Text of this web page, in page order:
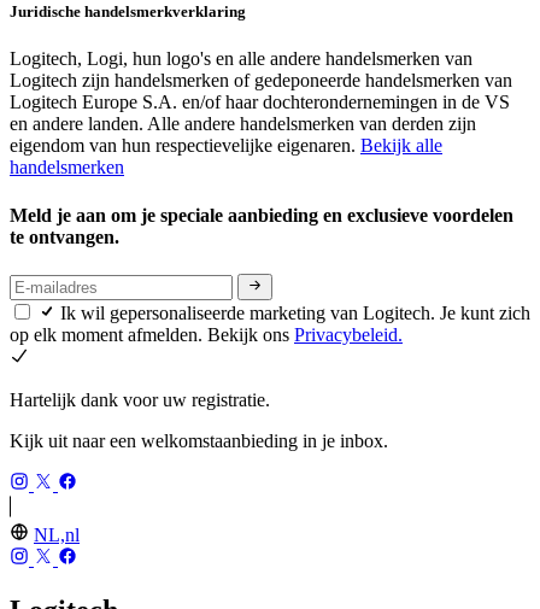
Juridische handelsmerkverklaring
Logitech, Logi, hun logo's en alle andere handelsmerken van
Logitech zijn handelsmerken of gedeponeerde handelsmerken van
Logitech Europe S.A. en/of haar dochterondernemingen in de VS
en andere landen. Alle andere handelsmerken van derden zijn
eigendom van hun respectievelijke eigenaren. Bekijk alle
handelsmerken
Meld je aan om je speciale aanbieding en exclusieve voordelen
te ontvangen.
Ik wil gepersonaliseerde marketing van Logitech. Je kunt zich
op elk moment afmelden. Bekijk ons Privacybeleid.
Hartelijk dank voor uw registratie.
Kijk uit naar een welkomstaanbieding in je inbox.
NL,nl